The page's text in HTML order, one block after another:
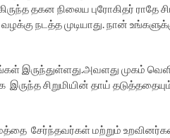
தகன நிலைய புரோகிதர் ராதே
நடத்த முடியாது. நான்
இருந்துள்ளது.அவளது முகம்
சிறுமியின் தாய்
சேர்ந்தவர்கள் மற்றும் உறவினர்கள்